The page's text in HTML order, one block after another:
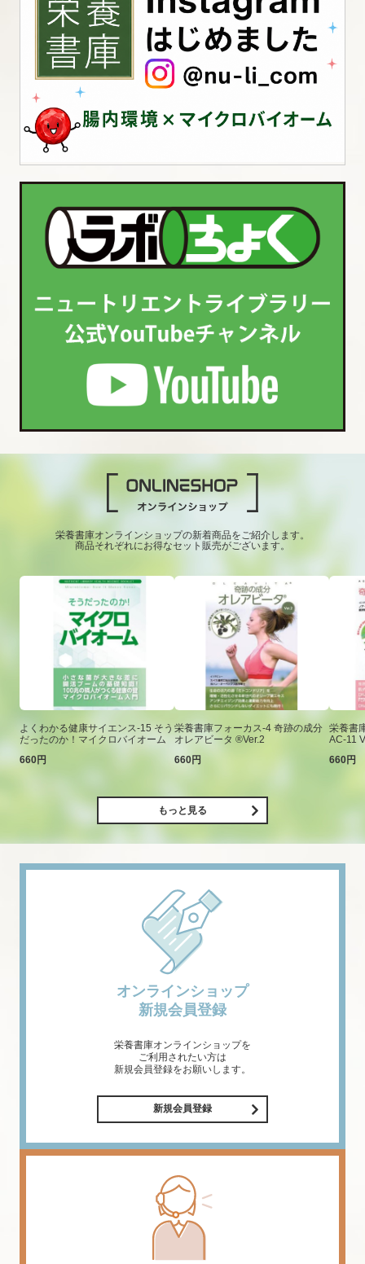
栄養書庫オンラインショップの新着商品をご紹介します。
商品それぞれにお得なセット販売がございます。
よくわかる健康サイエンス-15 そう
だったのか！マイクロバイオーム
660円
栄養書庫フォーカス-4 奇跡の成分
オレアビータ ®Ver.2
660円
栄養書
AC-11
660円
もっと見る
オンラインショップ
新規会員登録
栄養書庫オンラインショップを
ご利用されたい方は
新規会員登録をお願いします。
新規会員登録